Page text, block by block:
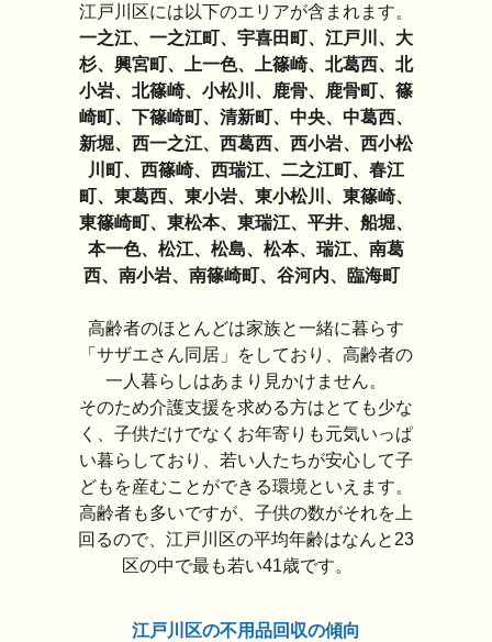
江戸川区には以下のエリアが含まれます。
一之江、一之江町、宇喜田町、江戸川、大
杉、興宮町、上一色、上篠崎、北葛西、北
小岩、北篠崎、小松川、鹿骨、鹿骨町、篠
崎町、下篠崎町、清新町、中央、中葛西、
新堀、西一之江、西葛西、西小岩、西小松
川町、西篠崎、西瑞江、二之江町、春江
町、東葛西、東小岩、東小松川、東篠崎、
東篠崎町、東松本、東瑞江、平井、船堀、
本一色、松江、松島、松本、瑞江、南葛
西、南小岩、南篠崎町、谷河内、臨海町
高齢者のほとんどは家族と一緒に暮らす
「サザエさん同居」をしており、高齢者の
一人暮らしはあまり見かけません。
そのため介護支援を求める方はとても少な
く、子供だけでなくお年寄りも元気いっぱ
い暮らしており、若い人たちが安心して子
どもを産むことができる環境といえます。
高齢者も多いですが、子供の数がそれを上
回るので、江戸川区の平均年齢はなんと23
区の中で最も若い41歳です。
江戸川区の不用品回収の傾向